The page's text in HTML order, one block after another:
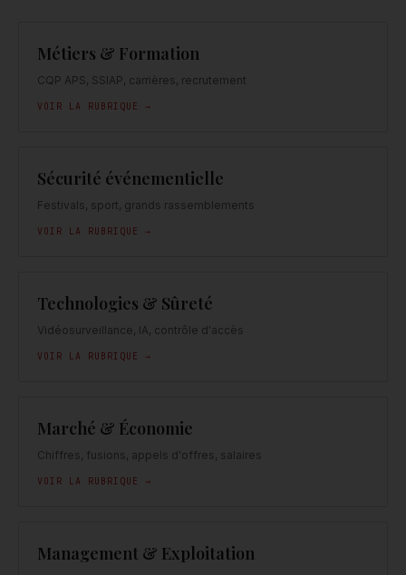
Métiers & Formation
CQP APS, SSIAP, carrières, recrutement
VOIR LA RUBRIQUE →
Sécurité événementielle
Festivals, sport, grands rassemblements
VOIR LA RUBRIQUE →
Technologies & Sûreté
Vidéosurveillance, IA, contrôle d'accès
VOIR LA RUBRIQUE →
Marché & Économie
Chiffres, fusions, appels d'offres, salaires
VOIR LA RUBRIQUE →
Management & Exploitation